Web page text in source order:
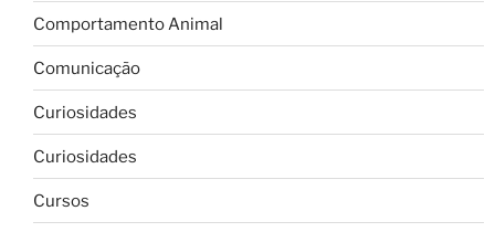
Comportamento Animal
Comunicação
Curiosidades
Curiosidades
Cursos